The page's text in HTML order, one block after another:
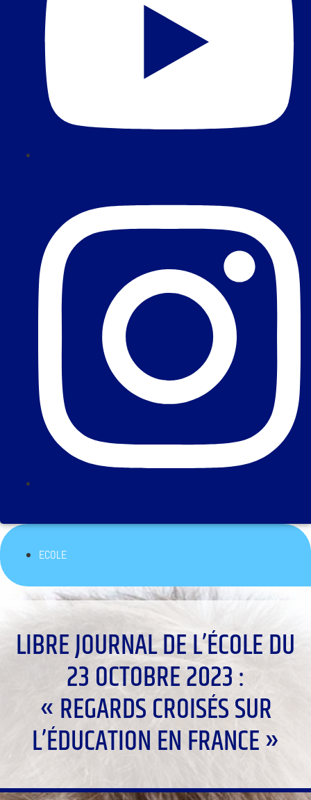
ECOLE
LIBRE JOURNAL DE L’ÉCOLE DU
23 OCTOBRE 2023 :
« REGARDS CROISÉS SUR
L’ÉDUCATION EN FRANCE »